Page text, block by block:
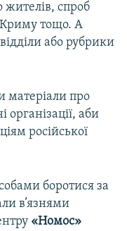
жителів, спроб
Криму тощо. А
або рубрики
про
аби
російської
боротися за
в’язнями
«Номос»